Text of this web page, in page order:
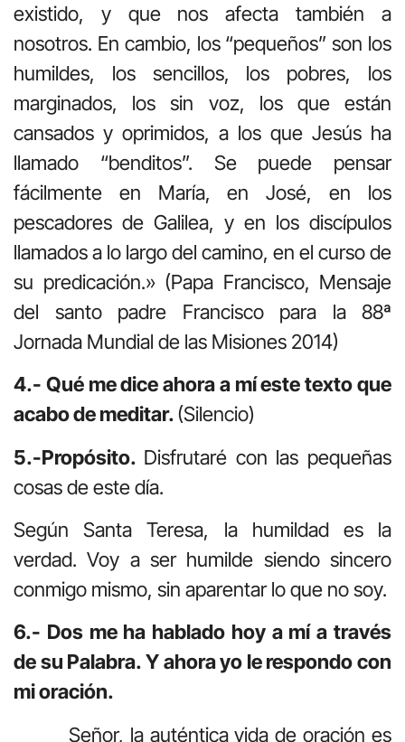
existido, y que nos afecta también a
nosotros. En cambio, los “pequeños” son los
humildes, los sencillos, los pobres, los
marginados, los sin voz, los que están
cansados y oprimidos, a los que Jesús ha
llamado “benditos”. Se puede pensar
fácilmente en María, en José, en los
pescadores de Galilea, y en los discípulos
llamados a lo largo del camino, en el curso de
su predicación.» (Papa Francisco, Mensaje
del santo padre Francisco para la 88ª
Jornada Mundial de las Misiones 2014)
4.- Qué me dice ahora a mí este texto que
acabo de meditar.(Silencio)
5.-Propósito. Disfrutaré con las pequeñas
cosas de este día.
Según Santa Teresa, la humildad es la
verdad. Voy a ser humilde siendo sincero
conmigo mismo, sin aparentar lo que no soy.
6.- Dos me ha hablado hoy a mí a través
de su Palabra. Y ahora yo le respondo con
mi oración.
Señor, la auténtica vida de oración es